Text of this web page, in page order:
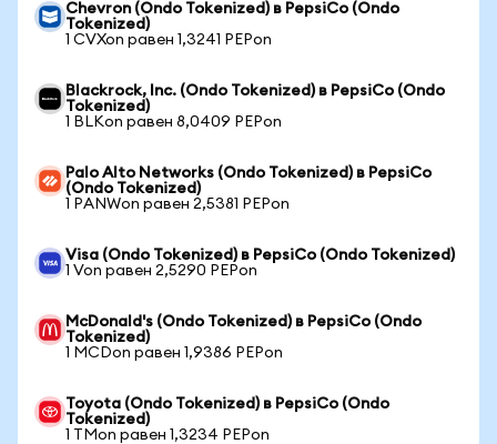
Chevron (Ondo Tokenized) в PepsiCo (Ondo
Tokenized)
1 CVXon равен 1,3241 PEPon
Blackrock, Inc. (Ondo Tokenized) в PepsiCo (Ondo
Tokenized)
1 BLKon равен 8,0409 PEPon
Palo Alto Networks (Ondo Tokenized) в PepsiCo
(Ondo Tokenized)
1 PANWon равен 2,5381 PEPon
Visa (Ondo Tokenized) в PepsiCo (Ondo Tokenized)
1 Von равен 2,5290 PEPon
McDonald's (Ondo Tokenized) в PepsiCo (Ondo
Tokenized)
1 MCDon равен 1,9386 PEPon
Toyota (Ondo Tokenized) в PepsiCo (Ondo
Tokenized)
1 TMon равен 1,3234 PEPon